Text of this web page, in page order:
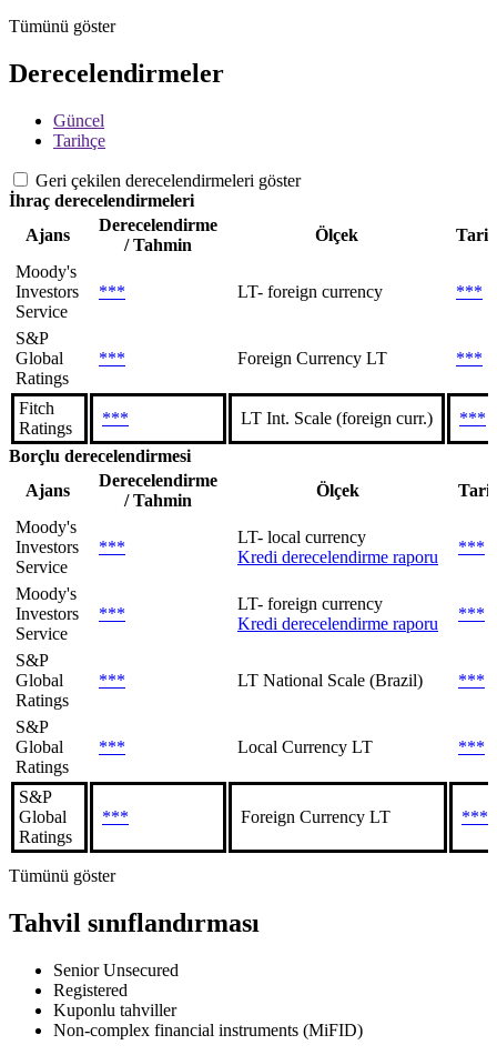
Tümünü göster
Derecelendirmeler
Güncel
Tarihçe
Geri çekilen derecelendirmeleri göster
İhraç derecelendirmeleri
Ajans
Derecelendirme
/ Tahmin
Ölçek
Tarih
Moody's
Investors
Service
*** LT- foreign currency ***
S&P
Global
Ratings
*** Foreign Currency LT ***
Fitch
Ratings
*** LT Int. Scale (foreign curr.)
***
Borçlu derecelendirmesi
Ajans
Derecelendirme
/ Tahmin
Ölçek
Moody's
Investors
Service
***
LT- local currency
Kredi derecelendirme raporu
***
Moody's
Investors
Service
***
LT- foreign currency
Kredi derecelendirme raporu
***
S&P
Global
Ratings
*** LT National Scale (Brazil) ***
S&P
Global
Ratings
*** Local Currency LT ***
S&P
Global
Ratings
*** Foreign Currency LT ***
Tümünü göster
Tahvil sınıflandırması
Senior Unsecured
Registered
Kuponlu tahviller
Non-complex financial instruments (MiFID)